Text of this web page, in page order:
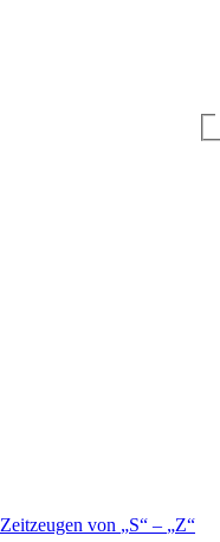
Zeitzeugen von S –
Z